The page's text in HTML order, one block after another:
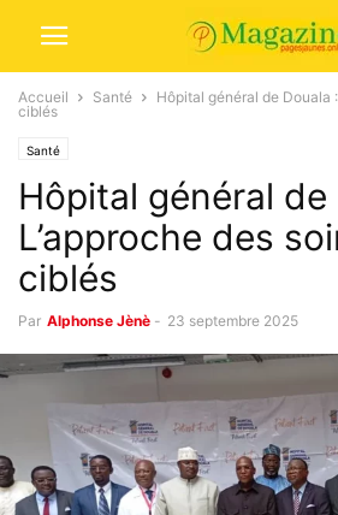
Accueil Santé
Hôpital général de Douala
ciblés
Santé
Hôpital général de
L’approche des
ciblés
Par Alphonse Jènè - 23 septembre 2025